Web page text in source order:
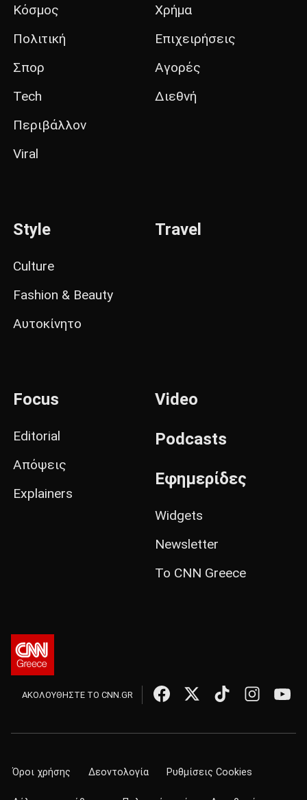
Κόσμος
Πολιτική
Σπορ
Tech
Περιβάλλον
Viral
Χρήμα
Επιχειρήσεις
Αγορές
Διεθνή
Style
Culture
Fashion & Beauty
Αυτοκίνητο
Travel
Focus
Editorial
Απόψεις
Explainers
Video
Podcasts
Εφημερίδες
Widgets
Newsletter
Το CNN Greece
ΑΚΟΛΟΥΘΗΣΤΕ ΤΟ CNN.GR
Όροι χρήσης Δεοντολογία Ρυθμίσεις Cookies